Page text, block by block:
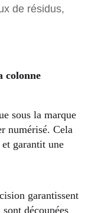
de résidus,
colonne
sous la marque
numérisé. Cela
garantit une
garantissent
découpées